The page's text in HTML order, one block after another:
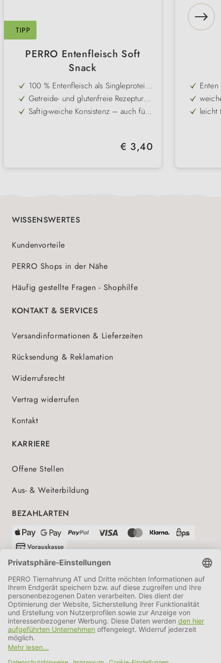
TIPP
PERRO Entenfleisch Soft
Snack
100 % Entenfleisch als Singleprotein
– optimal für Allergiker
Getreide- und glutenfreie Rezeptur
mit wenig Kartoffel für beste
Verträglichkeit
Saftig-weiche Konsistenz – auch für
Perfekte Belohnung oder Ergänzung
Regulärer Preis:
€ 3,40
leicht
WISSENSWERTES
Kundenvorteile
PERRO Shops in der Nähe
Häufig gestellte Fragen - Shophilfe
KONTAKT & SERVICES
Versandinformationen & Lieferzeiten
Rücksendung & Reklamation
Widerrufsrecht
Vertrag widerrufen
Kontakt
KARRIERE
Offene Stellen
Aus- & Weiterbildung
BEZAHLARTEN
VERSANDPARTNER